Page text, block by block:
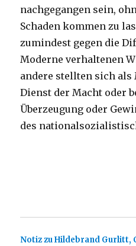
nachgegangen sein,
Schaden kommen zu
zumindest gegen die
Moderne verhaltenen
andere stellten sich
Dienst der Macht oder
Überzeugung oder
des
Notiz zu Hildebrand Gurlitt,